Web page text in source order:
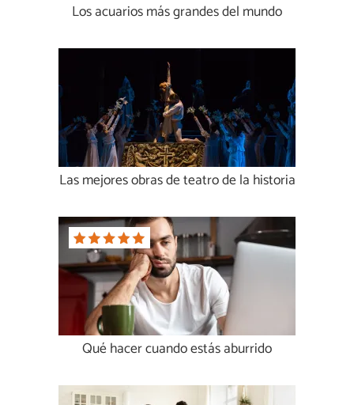
Los acuarios más grandes del mundo
Las mejores obras de teatro de la historia
Qué hacer cuando estás aburrido